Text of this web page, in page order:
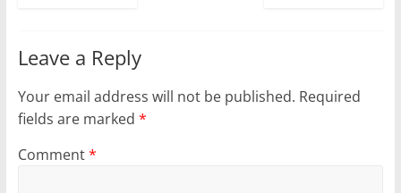
Leave a Reply
Your email address will not be published. Required
fields are marked *
Comment*